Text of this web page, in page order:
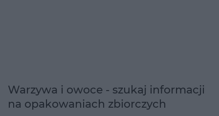
Warzywa i owoce - szukaj informacji
na opakowaniach zbiorczych